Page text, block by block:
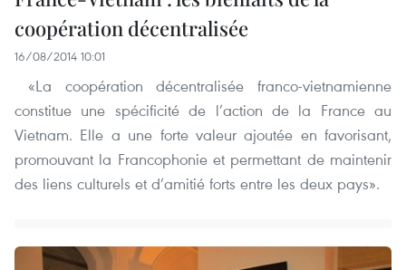
coopération décentralisée
16/08/2014 10:01
«La coopération décentralisée franco-vietnamienne
constitue une spécificité de l’action de la France au
Vietnam. Elle a une forte valeur ajoutée en favorisant,
promouvant la Francophonie et permettant de maintenir
des liens culturels et d’amitié forts entre les deux pays».